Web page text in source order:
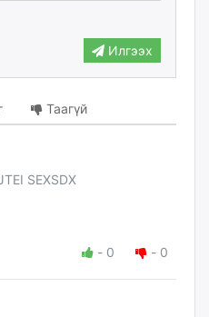
Илгээх
Таагүй
SEXSDX
- 0 - 0